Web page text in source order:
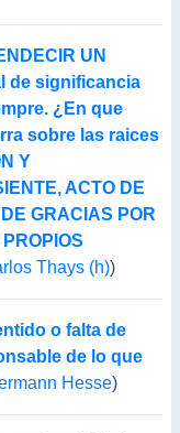
UN
de significancia
¿En que
sobre las raices
Y
ACTO DE
GRACIAS POR
Thays (h))
o falta de
de lo que
Hesse)